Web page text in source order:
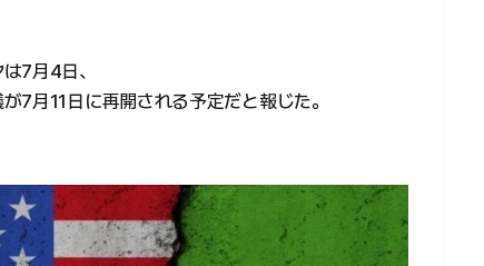
7月4日、
7月11日に再開される予定だと報じた。